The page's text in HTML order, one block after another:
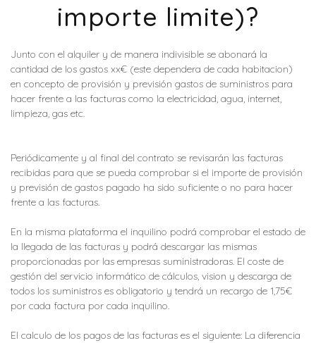
importe limite)?
Junto con el alquiler y de manera indivisible se abonará la
cantidad de los gastos xx€ (este dependera de cada habitacion)
en concepto de provisión y previsión gastos de suministros para
hacer frente a las facturas como la electricidad, agua, internet,
limpieza, gas etc.
Periódicamente y al final del contrato se revisarán las facturas
recibidas para que se pueda comprobar si el importe de provisión
y previsión de gastos pagado ha sido suficiente o no para hacer
frente a las facturas.
En la misma plataforma el inquilino podrá comprobar el estado de
la llegada de las facturas y podrá descargar las mismas
proporcionadas por las empresas suministradoras. El coste de
gestión del servicio informático de cálculos, vision y descarga de
todos los suministros es obligatorio y tendrá un recargo de 1,75€
por cada factura por cada inquilino.
El calculo de los pagos de las facturas es el siguiente: La diferencia